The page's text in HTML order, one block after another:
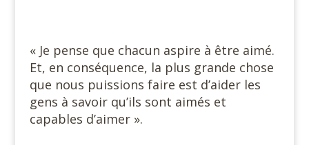
« Je pense que chacun aspire à être aimé.
Et, en conséquence, la plus grande chose
que nous puissions faire est d’aider les
gens à savoir qu’ils sont aimés et
capables d’aimer ».